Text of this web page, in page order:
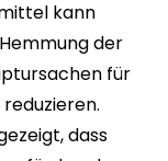
kann
der
für
dass